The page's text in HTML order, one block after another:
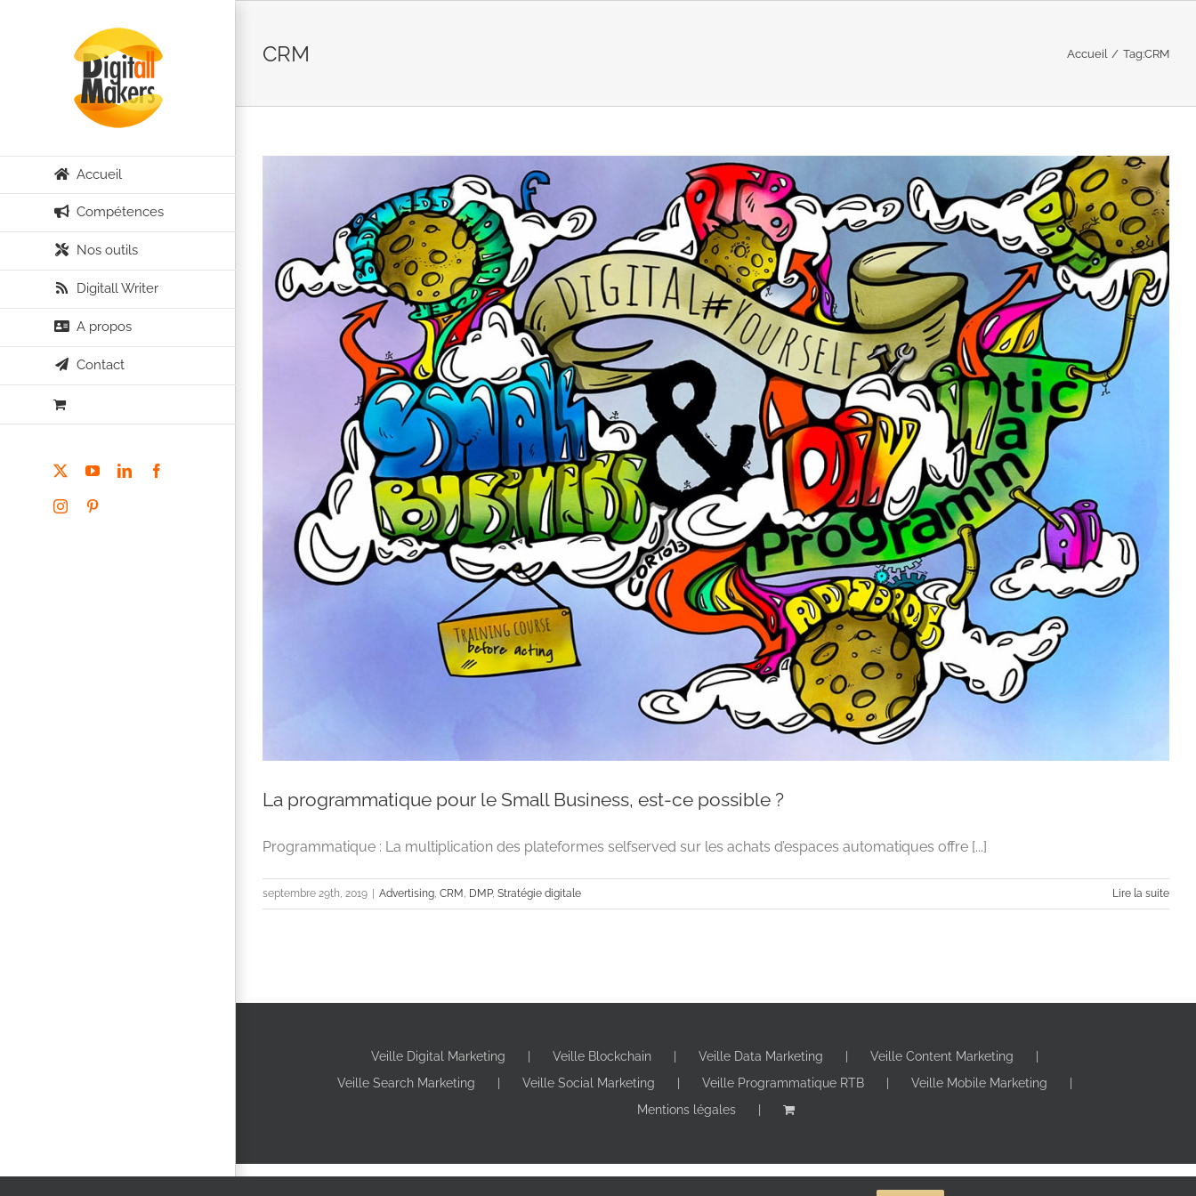
Accueil
Compétences
Nos outils
Digitall Writer
A propos
Contact
YouTubeLinkedIn
Instagram
CRM Accueil Tag:CRM
Advertising CRM Stratégie digitale
La programmatique pour le Small Business, est-ce possible ?
Programmatique : La multiplication des plateformes selfserved sur les achats d’espaces automatiques offre [...]
septembre 29th, 2019 Advertising, CRM , DMP, Stratégie digitale Lire la suite
Veille Digital Marketing Veille Blockchain Veille Data Marketing
Veille Content Marketing
Veille Search Marketing
Veille Social Marketing Veille Programmatique RTB
Veille Mobile Marketing
Mentions légales